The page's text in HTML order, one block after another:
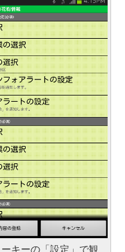
ーキーの「設定」で観